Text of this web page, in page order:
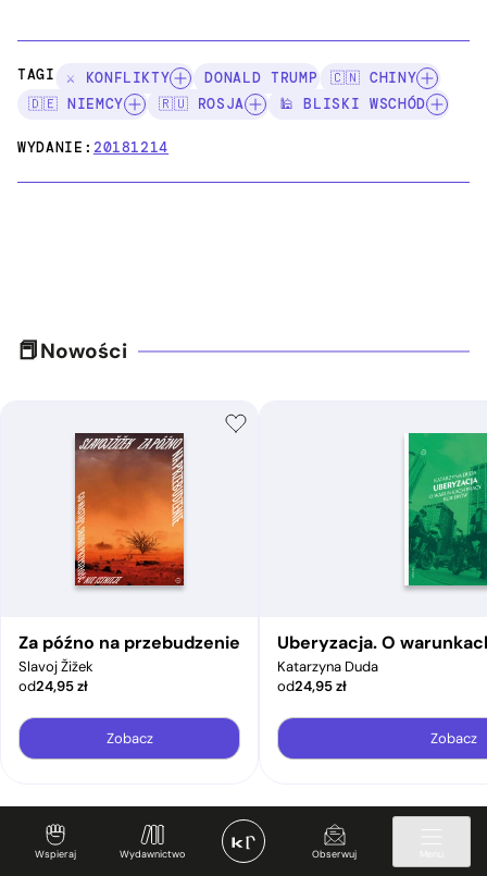
Wspieraj Wydawnictwo Obserwuj
TAGI: ⚔️ KONFLIKTY DONALD TRUMP
🇨🇳 CHINY
🇩🇪 NIEMCY
🇷🇺 ROSJA 🕌 BLISKI WSCHÓD
WYDANIE:20181214
Nowości
Za późno na przebudzenie
Slavoj Žižek
od24,95zł
Zobacz
Uberyzacja. O
Katarzyna Duda
od24,95zł
Zobacz